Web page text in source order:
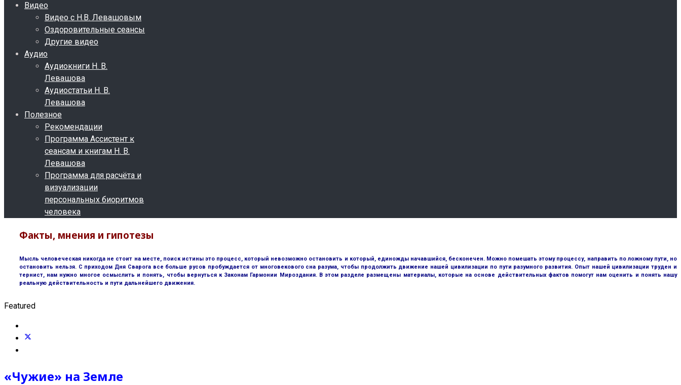
Видео
Видео с Н.В. Левашовым
Оздоровительные сеансы
Другие видео
Аудио
Аудиокниги Н. В.
Левашова
Аудиостатьи Н. В.
Левашова
Полезное
Рекомендации
Программа Ассистент к
сеансам и книгам Н. В.
Левашова
Программа для расчёта и
визуализации
персональных биоритмов
человека
Факты, мнения и гипотезы
Мысль человеческая никогда не стоит на месте, поиск истины это процесс, который невозможно остановить и который, единожды начавшийся, бесконечен. Можно помешать этому процессу, направить по ложному пути, но
остановить нельзя. С приходом Дня Сварога все больше русов пробуждается от многовекового сна разума, чтобы продолжить движение нашей цивилизации по пути разумного развития. Опыт нашей цивилизации труден и
тернист, нам нужно многое осмыслить и понять, чтобы вернуться к Законам Гармонии Мироздания. В этом разделе размещены материалы, которые на основе действительных фактов помогут нам оценить и понять нашу
реальную действительность и пути дальнейшего движения.
Featured
«Чужие» на Земле